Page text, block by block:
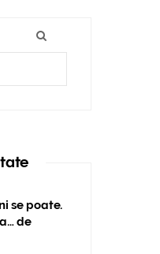
se poate.
de